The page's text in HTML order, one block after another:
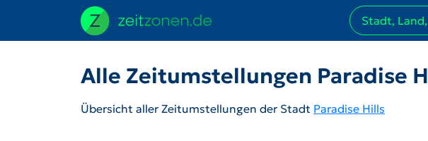
Alle Zeitumstellungen Paradise
Übersicht aller Zeitumstellungen der Stadt Paradise Hills